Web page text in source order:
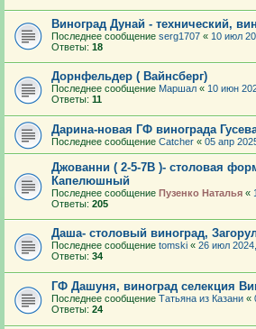
Виноград Дунай - технический,
Последнее сообщение serg1707 « 10 июл
Ответы: 18
Дорнфельдер ( Вайнсберг)
Последнее сообщение Маршал « 10 июн
Ответы: 11
Дарина-новая ГФ винограда
Последнее сообщение Catcher « 05 апр
Джованни ( 2-5-7В )- столовая
Капелюшный
Последнее сообщение Пузенко Наталья «
Ответы: 205
Даша- столовый виноград,
Последнее сообщение tomski « 26 июл
Ответы: 34
ГФ Дашуня, виноград селекция
Последнее сообщение Татьяна из Казани «
Ответы: 24